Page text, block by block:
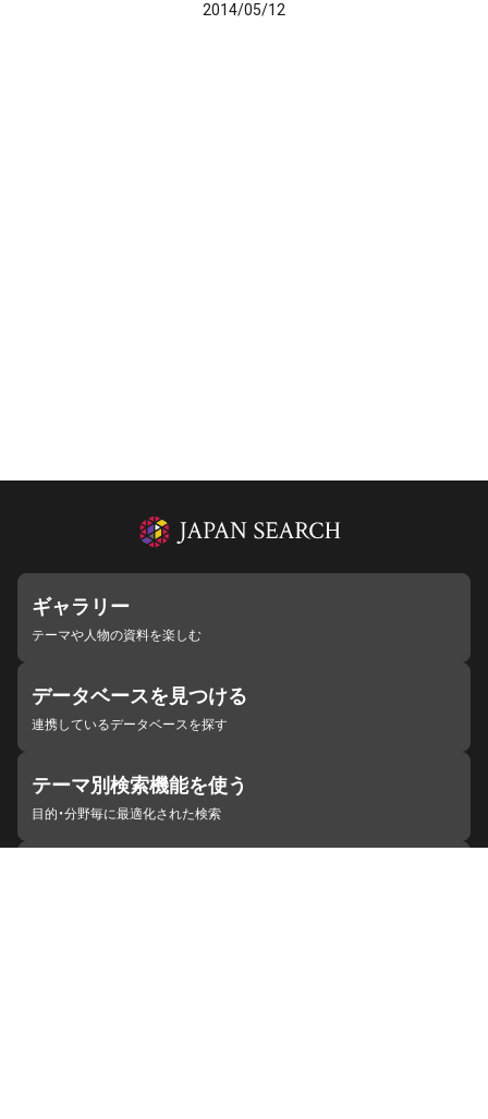
2014/05/12
ギャラリー
テーマや人物の資料を楽しむ
データベースを見つける
連携しているデータベースを探す
テーマ別検索機能を使う
目的・分野毎に最適化された検索